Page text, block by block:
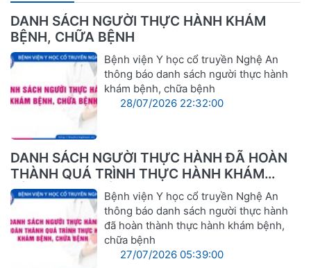
DANH SÁCH NGƯỜI THỰC HÀNH KHÁM
BỆNH, CHỮA BỆNH
Bệnh viện Y học cổ truyền Nghệ An
thông báo danh sách người thực hành
khám bệnh, chữa bệnh
28/07/2026 22:32:00
DANH SÁCH NGƯỜI THỰC HÀNH ĐÃ HOÀN
THÀNH QUÁ TRÌNH THỰC HÀNH KHÁM
BỆNH, CHỮA BỆNHBệnh viện Y học cổ truyền Nghệ An
thông báo danh sách người thực hành
đã hoàn thành thực hành khám bệnh,
chữa bệnh
27/07/2026 05:39:00